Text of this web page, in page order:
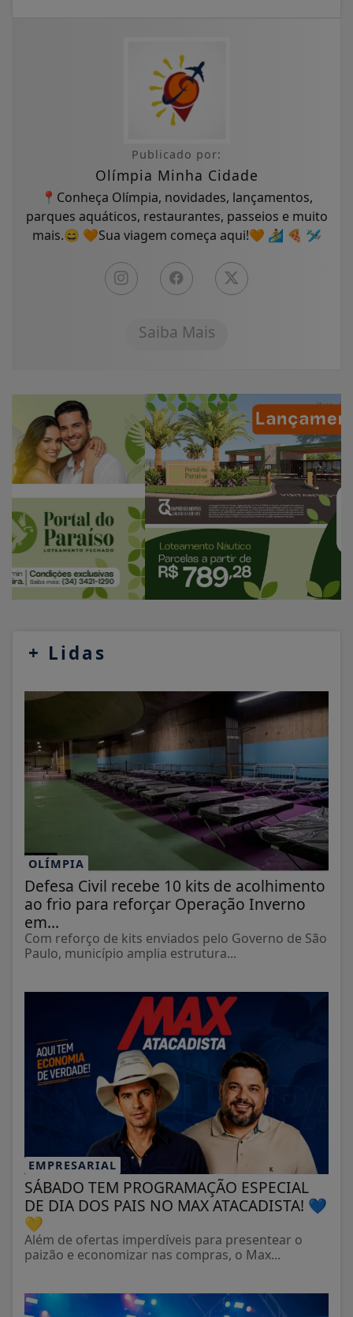
Publicado por:
Olímpia Minha Cidade
📍Conheça Olímpia, novidades, lançamentos,
parques aquáticos, restaurantes, passeios e muito
mais.😄 🧡Sua viagem começa aqui!🧡 🏄 🍕 🛩
Saiba Mais
+ Lidas
OLÍMPIA
Defesa Civil recebe 10 kits de acolhimento
ao frio para reforçar Operação Inverno
em...
Com reforço de kits enviados pelo Governo de São
Paulo, município amplia estrutura...
EMPRESARIAL
SÁBADO TEM PROGRAMAÇÃO ESPECIAL
DE DIA DOS PAIS NO MAX ATACADISTA! 💙
💛
Além de ofertas imperdíveis para presentear o
paizão e economizar nas compras, o Max...